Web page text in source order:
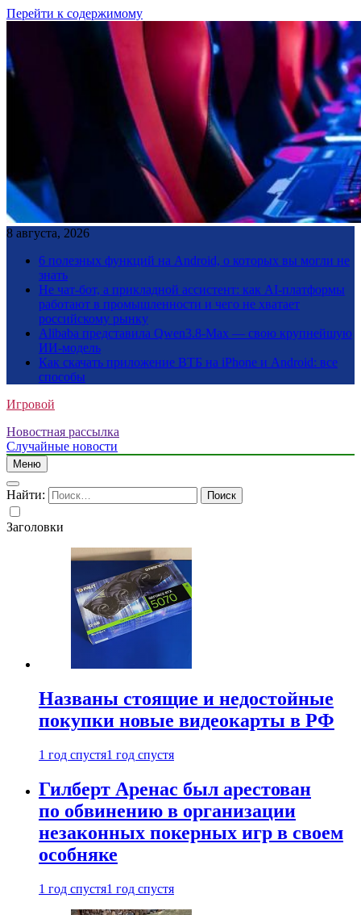
Перейти к содержимому
8 августа, 2026
6 полезных функций на Android, о которых вы могли не
знать
Не чат-бот, а прикладной ассистент: как AI-платформы
работают в промышленности и чего не хватает
российскому рынку
Alibaba представила Qwen3.8-Max — свою крупнейшую
ИИ-модель
Как скачать приложение ВТБ на iPhone и Android: все
способы
Игровой
Новостная рассылка
Случайные новости
Меню
Найти:
Заголовки
Названы стоящие и недостойные
покупки новые видеокарты в РФ
1 год спустя1 год спустя
Гилберт Аренас был арестован
по обвинению в организации
незаконных покерных игр в своем
особняке
1 год спустя1 год спустя